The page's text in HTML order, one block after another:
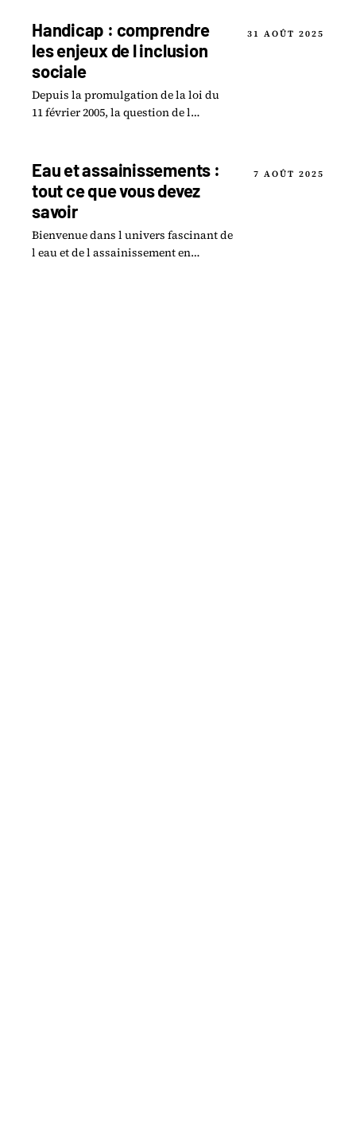
Personnes.
Handicap : comprendre
les enjeux de l inclusion
sociale
Depuis la promulgation de la loi du
11 février 2005, la question de l
sociétale.
31 AOÛT 2025
Eau et assainissements :
tout ce que vous devez
savoir
Bienvenue dans l univers fascinant de
l eau et de l assainissement en
7 AOÛT 2025